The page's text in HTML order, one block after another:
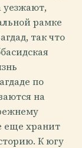
уезжают,
рамке
так что
по
на
еще хранит
К югу